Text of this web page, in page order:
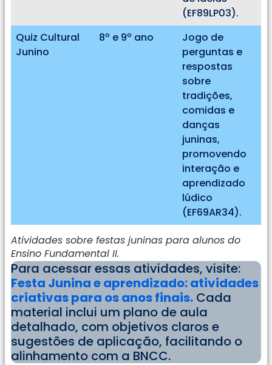
(EF89LP03).
Quiz Cultural
Junino
8º e 9º ano
Jogo de
perguntas e
respostas
sobre
tradições,
comidas e
danças
juninas,
promovendo
interação e
aprendizado
lúdico
(EF69AR34).
Atividades sobre festas juninas para alunos do
Ensino Fundamental II.
Para acessar essas atividades, visite:
Festa Junina e aprendizado: atividades
criativas para os anos finais. Cada
material inclui um plano de aula
detalhado, com objetivos claros e
sugestões de aplicação, facilitando o
alinhamento com a BNCC.